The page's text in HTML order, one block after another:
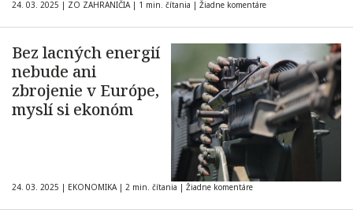
24. 03. 2025 | ZO ZAHRANIČIA | 1 min. čítania | Žiadne komentáre
Bez lacných energií
nebude ani
zbrojenie v Európe,
myslí si ekonóm
24. 03. 2025 | EKONOMIKA | 2 min. čítania | Žiadne komentáre